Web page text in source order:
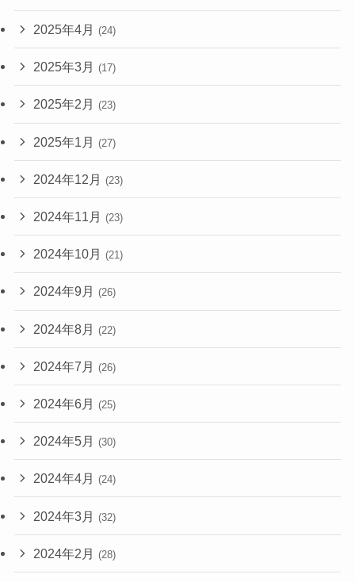
2025年4月 (24)
2025年3月 (17)
2025年2月 (23)
2025年1月 (27)
2024年12月 (23)
2024年11月 (23)
2024年10月 (21)
2024年9月 (26)
2024年8月 (22)
2024年7月 (26)
2024年6月 (25)
2024年5月 (30)
2024年4月 (24)
2024年3月 (32)
2024年2月 (28)